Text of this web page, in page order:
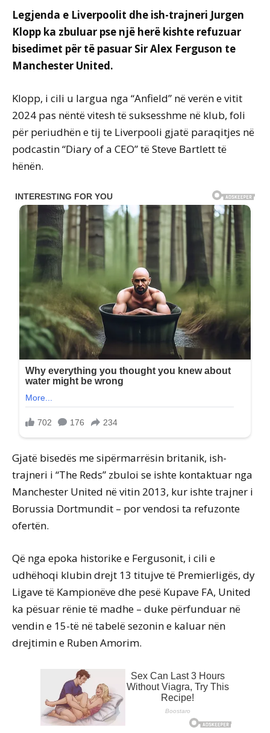
Legjenda e Liverpoolit dhe ish-trajneri Jurgen
Klopp ka zbuluar pse një herë kishte refuzuar
bisedimet për të pasuar Sir Alex Ferguson te
Manchester United.
Klopp, i cili u largua nga “Anfield” në verën e vitit
2024 pas nëntë vitesh të suksesshme në klub, foli
për periudhën e tij te Liverpooli gjatë paraqitjes në
podcastin “Diary of a CEO” të Steve Bartlett të
hënën.
Gjatë bisedës me sipërmarrësin britanik, ish-
trajneri i “The Reds” zbuloi se ishte kontaktuar nga
Manchester United në vitin 2013, kur ishte trajner i
Borussia Dortmundit – por vendosi ta refuzonte
ofertën.
Që nga epoka historike e Fergusonit, i cili e
udhëhoqi klubin drejt 13 titujve të Premierligës, dy
Ligave të Kampionëve dhe pesë Kupave FA, United
ka pësuar rënie të madhe – duke përfunduar në
vendin e 15-të në tabelë sezonin e kaluar nën
drejtimin e Ruben Amorim.